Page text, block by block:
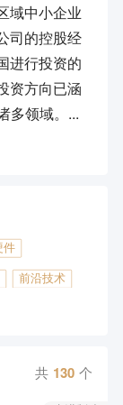
域中小企业
司的控股经
进行投资的
资方向已涵
多领域。...
件
前沿技术
共 130 个